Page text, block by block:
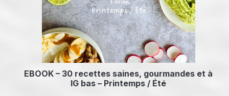
EBOOK – 30 recettes saines, gourmandes et à
IG bas – Printemps / Été